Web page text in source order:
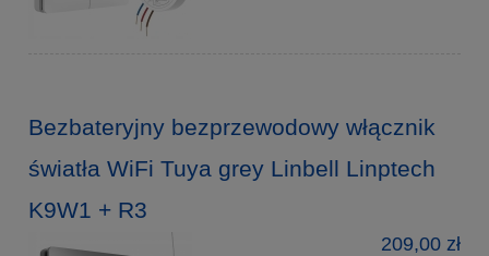
Bezbateryjny bezprzewodowy włącznik
światła WiFi Tuya grey Linbell Linptech
K9W1 + R3
209,00 zł